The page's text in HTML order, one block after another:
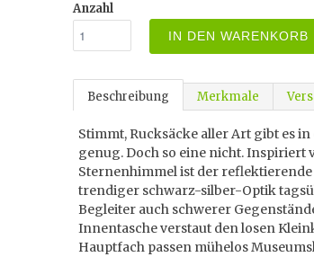
Anzahl
IN DEN WARENKORB
Beschreibung Merkmale
Stimmt, Rucksäcke aller Art gibt es in
genug. Doch so eine nicht. Inspiriert
Sternenhimmel ist der
trendiger schwarz-silber-Optik
Begleiter auch schwerer
Innentasche verstaut den losen
Hauptfach passen mühelos